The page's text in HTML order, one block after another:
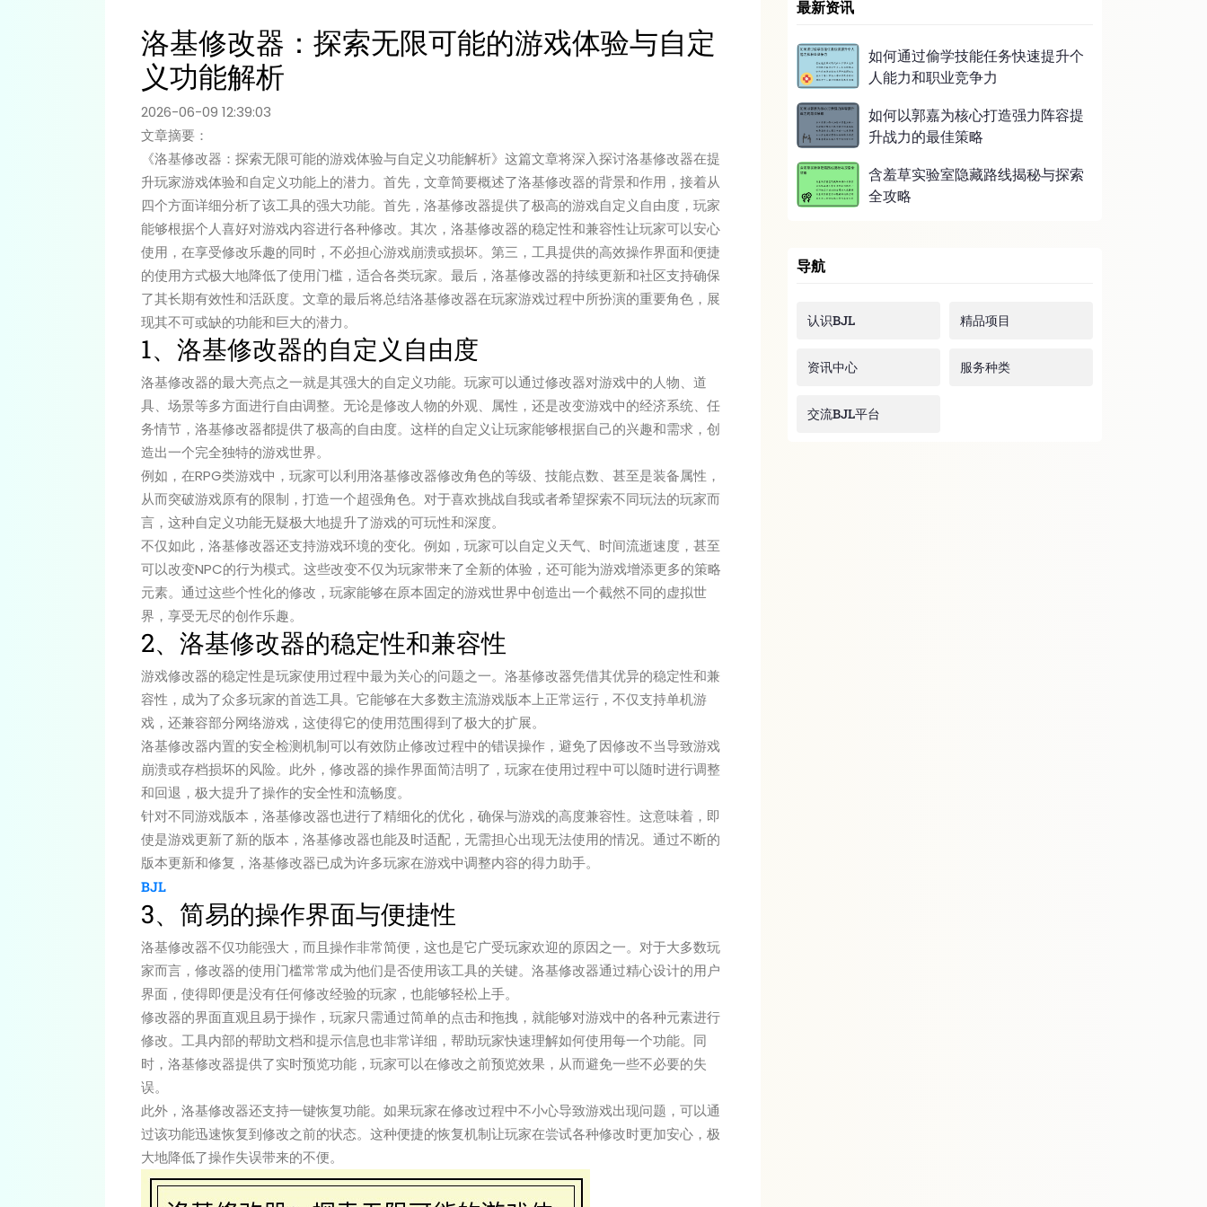
洛基修改器：探索无限可能的游戏体验与自定
义功能解析
2026-06-09 12:39:03
文章摘要：
《洛基修改器：探索无限可能的游戏体验与自定义功能解析》这篇文章将深入探讨洛基修改器在提
升玩家游戏体验和自定义功能上的潜力。首先，文章简要概述了洛基修改器的背景和作用，接着从
四个方面详细分析了该工具的强大功能。首先，洛基修改器提供了极高的游戏自定义自由度，玩家
能够根据个人喜好对游戏内容进行各种修改。其次，洛基修改器的稳定性和兼容性让玩家可以安心
使用，在享受修改乐趣的同时，不必担心游戏崩溃或损坏。第三，工具提供的高效操作界面和便捷
的使用方式极大地降低了使用门槛，适合各类玩家。最后，洛基修改器的持续更新和社区支持确保
了其长期有效性和活跃度。文章的最后将总结洛基修改器在玩家游戏过程中所扮演的重要角色，展
现其不可或缺的功能和巨大的潜力。
1、洛基修改器的自定义自由度
洛基修改器的最大亮点之一就是其强大的自定义功能。玩家可以通过修改器对游戏中的人物、道
具、场景等多方面进行自由调整。无论是修改人物的外观、属性，还是改变游戏中的经济系统、任
务情节，洛基修改器都提供了极高的自由度。这样的自定义让玩家能够根据自己的兴趣和需求，创
造出一个完全独特的游戏世界。
例如，在RPG类游戏中，玩家可以利用洛基修改器修改角色的等级、技能点数、甚至是装备属性，
从而突破游戏原有的限制，打造一个超强角色。对于喜欢挑战自我或者希望探索不同玩法的玩家而
言，这种自定义功能无疑极大地提升了游戏的可玩性和深度。
不仅如此，洛基修改器还支持游戏环境的变化。例如，玩家可以自定义天气、时间流逝速度，甚至
可以改变NPC的行为模式。这些改变不仅为玩家带来了全新的体验，还可能为游戏增添更多的策略
元素。通过这些个性化的修改，玩家能够在原本固定的游戏世界中创造出一个截然不同的虚拟世
界，享受无尽的创作乐趣。
2、洛基修改器的稳定性和兼容性
游戏修改器的稳定性是玩家使用过程中最为关心的问题之一。洛基修改器凭借其优异的稳定性和兼
容性，成为了众多玩家的首选工具。它能够在大多数主流游戏版本上正常运行，不仅支持单机游
戏，还兼容部分网络游戏，这使得它的使用范围得到了极大的扩展。
洛基修改器内置的安全检测机制可以有效防止修改过程中的错误操作，避免了因修改不当导致游戏
崩溃或存档损坏的风险。此外，修改器的操作界面简洁明了，玩家在使用过程中可以随时进行调整
和回退，极大提升了操作的安全性和流畅度。
针对不同游戏版本，洛基修改器也进行了精细化的优化，确保与游戏的高度兼容性。这意味着，即
使是游戏更新了新的版本，洛基修改器也能及时适配，无需担心出现无法使用的情况。通过不断的
版本更新和修复，洛基修改器已成为许多玩家在游戏中调整内容的得力助手。
BJL
3、简易的操作界面与便捷性
洛基修改器不仅功能强大，而且操作非常简便，这也是它广受玩家欢迎的原因之一。对于大多数玩
家而言，修改器的使用门槛常常成为他们是否使用该工具的关键。洛基修改器通过精心设计的用户
界面，使得即便是没有任何修改经验的玩家，也能够轻松上手。
修改器的界面直观且易于操作，玩家只需通过简单的点击和拖拽，就能够对游戏中的各种元素进行
修改。工具内部的帮助文档和提示信息也非常详细，帮助玩家快速理解如何使用每一个功能。同
时，洛基修改器提供了实时预览功能，玩家可以在修改之前预览效果，从而避免一些不必要的失
误。
此外，洛基修改器还支持一键恢复功能。如果玩家在修改过程中不小心导致游戏出现问题，可以通
过该功能迅速恢复到修改之前的状态。这种便捷的恢复机制让玩家在尝试各种修改时更加安心，极
大地降低了操作失误带来的不便。
最新资讯
如何通过偷学技能任务快速提升个
人能力和职业竞争力
如何以郭嘉为核心打造强力阵容提
升战力的最佳策略
含羞草实验室隐藏路线揭秘与探索
全攻略
导航
认识BJL 精品项目
资讯中心 服务种类
交流BJL平台